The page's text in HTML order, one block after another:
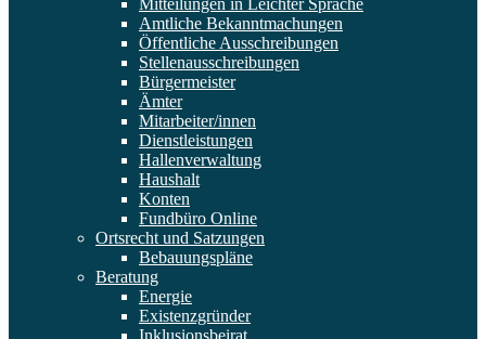
Mitteilungen in Leichter Sprache
Amtliche Bekanntmachungen
Öffentliche Ausschreibungen
Stellenausschreibungen
Bürgermeister
Ämter
Mitarbeiter/innen
Dienstleistungen
Hallenverwaltung
Haushalt
Konten
Fundbüro Online
Ortsrecht und Satzungen
Bebauungspläne
Beratung
Energie
Existenzgründer
Inklusionsbeirat